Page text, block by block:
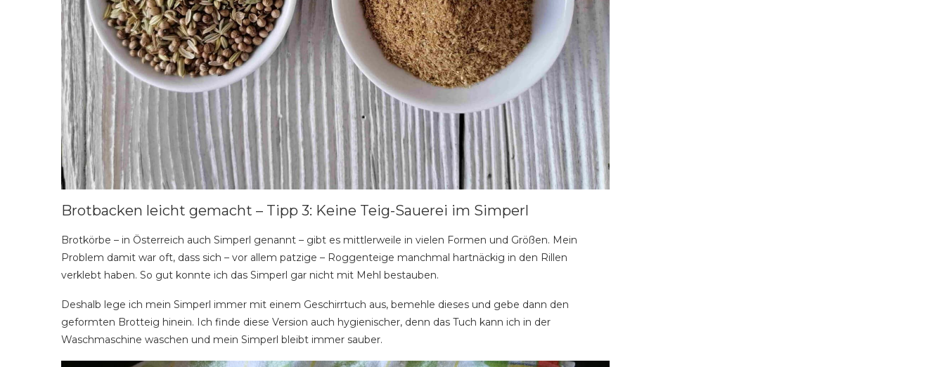
Brotbacken leicht gemacht – Tipp 3: Keine Teig-Sauerei im Simperl
Brotkörbe – in Österreich auch Simperl genannt – gibt es mittlerweile in vielen Formen und Größen. Mein
Problem damit war oft, dass sich – vor allem patzige – Roggenteige manchmal hartnäckig in den Rillen
verklebt haben. So gut konnte ich das Simperl gar nicht mit Mehl bestauben.
Deshalb lege ich mein Simperl immer mit einem Geschirrtuch aus, bemehle dieses und gebe dann den
geformten Brotteig hinein. Ich finde diese Version auch hygienischer, denn das Tuch kann ich in der
Waschmaschine waschen und mein Simperl bleibt immer sauber.